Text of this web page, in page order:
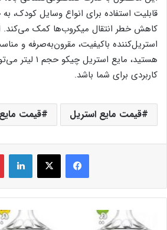
قابلیت استفاده برای انواع وسایل کودک،
کاهش خطر انتقال میکروب‌ها کمک می‌کند.
استریل‌کننده باکیفیت، مقرون‌به‌صرفه و
هستید، مایع
کاربردی برای شما باشد.
قیمت مایع استریل قیمت
فیس بوک X